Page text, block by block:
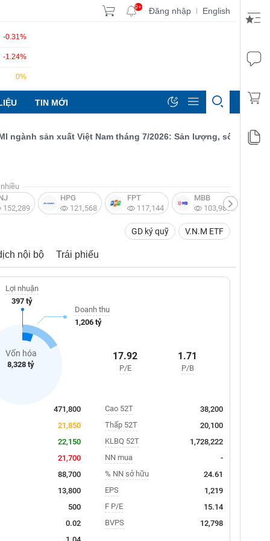
9+ Đăng nhập | English
-0.31%
-1.24%
0%
TIN MỚI
sản xuất Việt Nam tháng 7/2026: Sản lượng, số lượng đơn
152,289
HPG
121,568
FPT
117,144
MBB
103,987
GD ký quỹ V.N.M ETF
nội bộ Trái phiếu
Vốn hóa
8,328 tỷ
Lợi nhuận
397 tỷ
Doanh thu
1,206 tỷ
17.92
P/E
1.71
P/B
471,800
21,850
22,150
21,700
88,700
13,800
500
0.02
1.04
Cao 52T
38,200
Thấp 52T
20,100
KLBQ 52T
1,728,222
NN mua
-
% NN sở hữu
24.61
EPS
1,219
F P/E
15.14
BVPS
12,798